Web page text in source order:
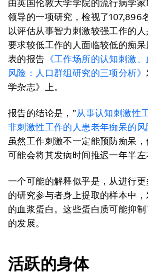
由英国伦敦大学学院的流行病学
领导的一项研究，检视了107,896
以评估从事智力刺激较强工作的
要求较低工作的人面临较低的痴
表的报告 《工作场所的认知刺激
风险：人口群组研究的三项分析》
学杂志》上。
报告的结论是，"从事认知刺激性
非刺激性工作的人患老年痴呆的
虽然工作刺激不一定能预防痴呆
可能会将其发病时间推迟一年半左
一个可能的解释似乎是，从进行
的研究参与者身上提取的样本中
的血浆蛋白。这些蛋白质可能抑
的发展。
活跃的身体